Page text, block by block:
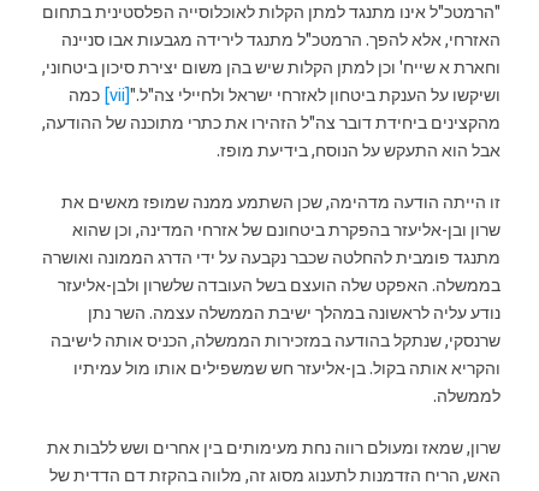
"הרמטכ"ל אינו מתנגד למתן הקלות לאוכלוסייה הפלסטינית בתחום
האזרחי, אלא להפך. הרמטכ"ל מתנגד לירידה מגבעות אבו סניינה
וחארת א שייח' וכן למתן הקלות שיש בהן משום יצירת סיכון ביטחוני,
ושיקשו על הענקת ביטחון לאזרחי ישראל ולחיילי צה"ל."[vii]
כמה
מהקצינים ביחידת דובר צה"ל הזהירו את כתרי מתוכנה של ההודעה,
אבל הוא התעקש על הנוסח, בידיעת מופז.
זו הייתה הודעה מדהימה, שכן השתמע ממנה שמופז מאשים את
שרון ובן-אליעזר בהפקרת ביטחונם של אזרחי המדינה, וכן שהוא
מתנגד פומבית להחלטה שכבר נקבעה על ידי הדרג הממונה ואושרה
בממשלה. האפקט שלה הועצם בשל העובדה שלשרון ולבן-אליעזר
נודע עליה לראשונה במהלך ישיבת הממשלה עצמה. השר נתן
שרנסקי, שנתקל בהודעה במזכירות הממשלה, הכניס אותה לישיבה
והקריא אותה בקול. בן-אליעזר חש שמשפילים אותו מול עמיתיו
לממשלה.
שרון, שמאז ומעולם רווה נחת מעימותים בין אחרים ושש ללבות את
האש, הריח הזדמנות לתענוג מסוג זה, מלווה בהקזת דם הדדית של